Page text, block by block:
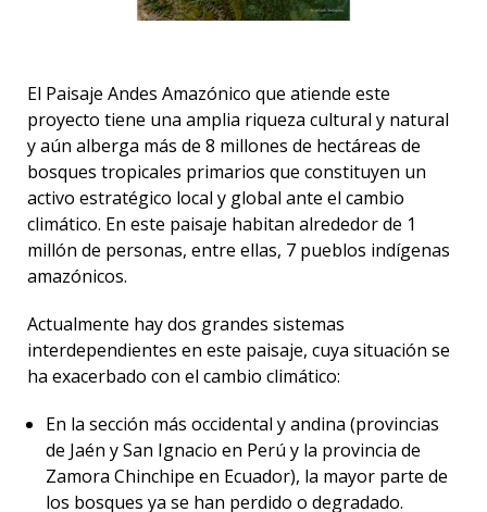
El Paisaje Andes Amazónico que atiende este
proyecto tiene una amplia riqueza cultural y natural
y aún alberga más de 8 millones de hectáreas de
bosques tropicales primarios que constituyen un
activo estratégico local y global ante el cambio
climático. En este paisaje habitan alrededor de 1
millón de personas, entre ellas, 7 pueblos indígenas
amazónicos.
Actualmente hay dos grandes sistemas
interdependientes en este paisaje, cuya situación se
ha exacerbado con el cambio climático:
En la sección más occidental y andina (provincias
de Jaén y San Ignacio en Perú y la provincia de
Zamora Chinchipe en Ecuador), la mayor parte de
los bosques ya se han perdido o degradado.